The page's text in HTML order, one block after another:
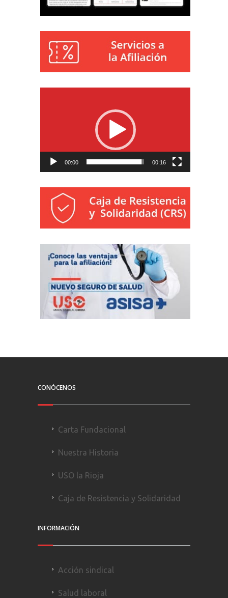
00:00 00:16
CONÓCENOS
Carta Fundacional
Nuestra Historia
USO la Rioja
Caja de Resistencia y Solidaridad
INFORMACIÓN
Acción sindical
Salud laboral